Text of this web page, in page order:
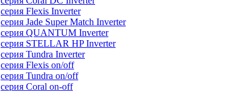
серия Flexis Inverter
серия Jade Super Match Inverter
серия QUANTUM Inverter
серия STELLAR HP Inverter
серия Tundra Inverter
серия Flexis on/off
серия Tundra on/off
серия Coral on-off